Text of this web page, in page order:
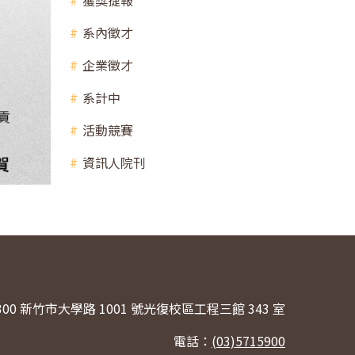
系內徵才
企業徵才
系計中
活動競賽
資訊人院刊
新竹市大學路 1001 號光復校區工程三館 343 室
電話： (03)5715900